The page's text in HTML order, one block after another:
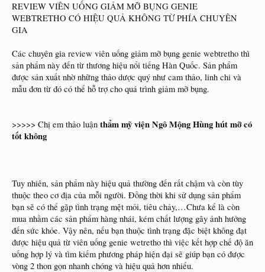
REVIEW VIÊN UỐNG GIẢM MỠ BỤNG GENIE
WEBTRETHO CÓ HIỆU QUẢ KHÔNG TỪ PHÍA CHUYÊN
GIA
Các chuyên gia review viên uống giảm mỡ bụng genie webtretho thì
sản phẩm này đến từ thương hiệu nổi tiếng Hàn Quốc. Sản phẩm
được sản xuất nhờ những thảo dược quý như cam thảo, linh chi và
mẫu đơn từ đó có thể hỗ trợ cho quá trình giảm mỡ bụng.
>>>>> Chị em thảo luận thẩm mỹ viện Ngô Mộng Hùng hút mỡ có
tốt không
Tuy nhiên, sản phẩm này hiệu quả thường đến rất chậm và còn tùy
thuộc theo cơ địa của mỗi người. Đồng thời khi sử dụng sản phẩm
bạn sẽ có thể gặp tình trạng mệt mỏi, tiêu chảy,…Chưa kể là còn
mua nhầm các sản phẩm hàng nhái, kém chất lượng gây ảnh hưởng
đến sức khỏe. Vậy nên, nếu bạn thuộc tình trạng đặc biệt không đạt
được hiệu quả từ viên uống genie wetretho thì việc kết hợp chế độ ăn
uống hợp lý và tìm kiếm phương pháp hiện đại sẽ giúp bạn có được
vòng 2 thon gọn nhanh chóng và hiệu quả hơn nhiểu.